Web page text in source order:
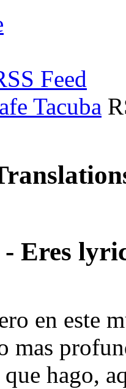
Tacuba
- Eres
en este
mas
hago,